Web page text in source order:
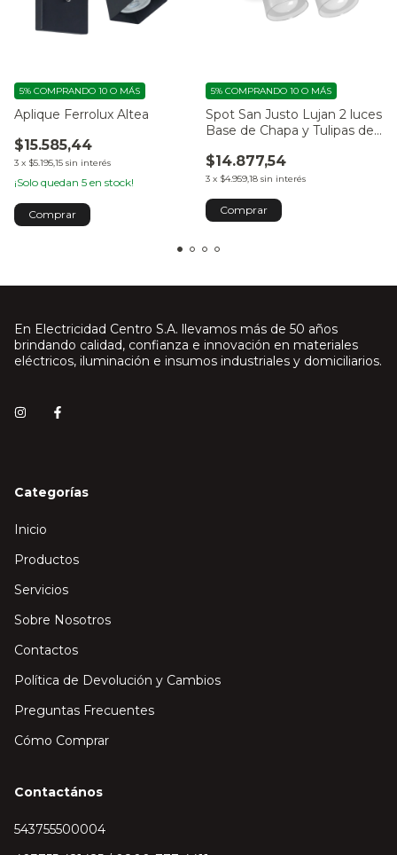
Aplique Ferrolux Altea
$15.585,44
3 x $5.195,15 sin interés
5% COMPRANDO 10 O MÁS
¡Solo quedan 5 en stock!
Spot San Justo Lujan 2 luces
Base de Chapa y Tulipas de
$14.877,54
3 x $4.959,18 sin interés
5% COMPRANDO 10 O MÁS
Comprar
En Electricidad Centro S.A. llevamos más de 50 años
brindando calidad, confianza e innovación en materiales
eléctricos, iluminación e insumos industriales y domiciliarios.
Categorías
Inicio
Productos
Servicios
Sobre Nosotros
Contactos
Política de Devolución y Cambios
Preguntas Frecuentes
Cómo Comprar
Contactános
543755500004